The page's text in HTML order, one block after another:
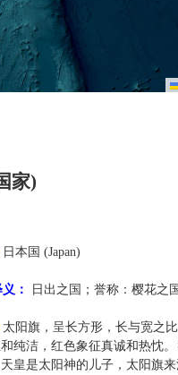
家)
日本国 (Japan)
： 日出之国；誉称：樱花之国
太阳旗，呈长方形，长与宽之
纯洁，红色象征真诚和热忱
皇是太阳神的儿子，太阳旗来